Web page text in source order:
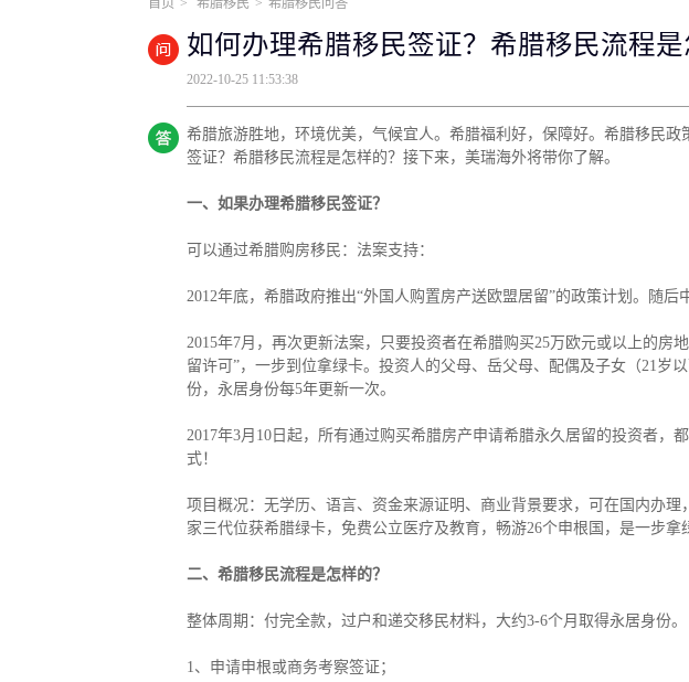
新加坡
中国香港
菲律宾
圣多美 几内亚比绍
捐赠移民
格鲁吉亚护照
圣基茨捐款护照
格林纳达捐款护照
圣卢西亚捐赠护照
雇主担保
瑞典雇主担保移民
芬兰雇主担保移民
存款/收入移民
土耳其存款护照
韩国存款投资移民
首页 > 希腊移民 > 希腊移民问答
如何办理希腊移民签证？希腊移民流程是
2022-10-25 11:53:38
希腊旅游胜地，环境优美，气候宜人。希腊福利好，保障好。希腊移民
签证？希腊移民流程是怎样的？接下来，美瑞海外将带你了解。
一、如果办理希腊移民签证？
可以通过希腊购房移民：法案支持：
2012年底，希腊政府推出“外国人购置房产送欧盟居留”的政策计划。随后
2015年7月，再次更新法案，只要投资者在希腊购买25万欧元或以上的房
留许可”，一步到位拿绿卡。投资人的父母、岳父母、配偶及子女（21岁
份，永居身份每5年更新一次。
2017年3月10日起，所有通过购买希腊房产申请希腊永久居留的投资者，
式！
项目概况：无学历、语言、资金来源证明、商业背景要求，可在国内办
家三代位获希腊绿卡，免费公立医疗及教育，畅游26个申根国，是一步拿
二、希腊移民流程是怎样的？
整体周期：付完全款，过户和递交移民材料，大约3-6个月取得永居身份。
1、申请申根或商务考察签证；